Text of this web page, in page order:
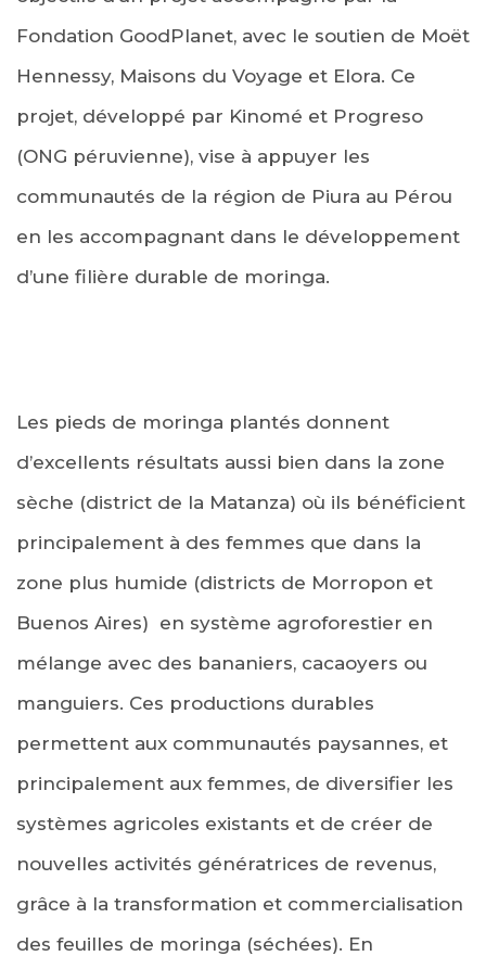
Fondation GoodPlanet, avec le soutien de Moët
Hennessy, Maisons du Voyage et Elora. Ce
projet, développé par Kinomé et Progreso
(ONG péruvienne), vise à appuyer les
communautés de la région de Piura au Pérou
en les accompagnant dans le développement
d’une filière durable de moringa.
Les pieds de moringa plantés donnent
d’excellents résultats aussi bien dans la zone
sèche (district de la Matanza) où ils bénéficient
principalement à des femmes que dans la
zone plus humide (districts de Morropon et
Buenos Aires) en système agroforestier en
mélange avec des bananiers, cacaoyers ou
manguiers. Ces productions durables
permettent aux communautés paysannes, et
principalement aux femmes, de diversifier les
systèmes agricoles existants et de créer de
nouvelles activités génératrices de revenus,
grâce à la transformation et commercialisation
des feuilles de moringa (séchées). En